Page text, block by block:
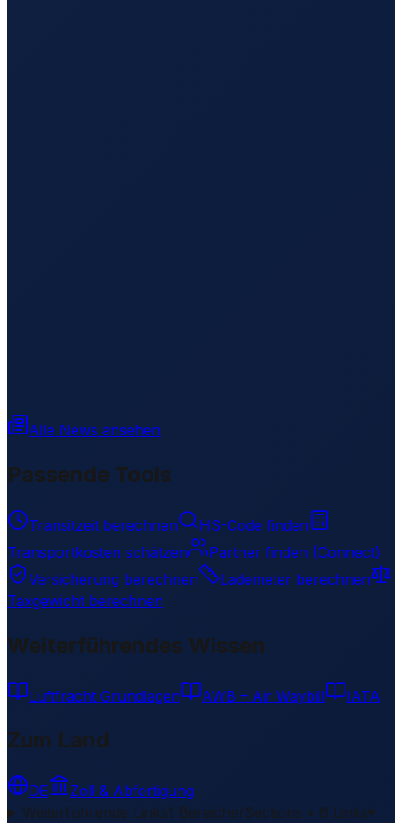
Alle News ansehen
Passende Tools
Transitzeit berechnen
HS-Code finden
Transportkosten schätzen
Partner finden (Connect)
Versicherung berechnen
Lademeter berechnen
Taxgewicht berechnen
Weiterführendes Wissen
Luftfracht Grundlagen AWB – Air Waybill IATA
Zum Land
DE
Zoll & Abfertigung
Weiterführende Links1 Bereiche/Sections • 8 Links▾